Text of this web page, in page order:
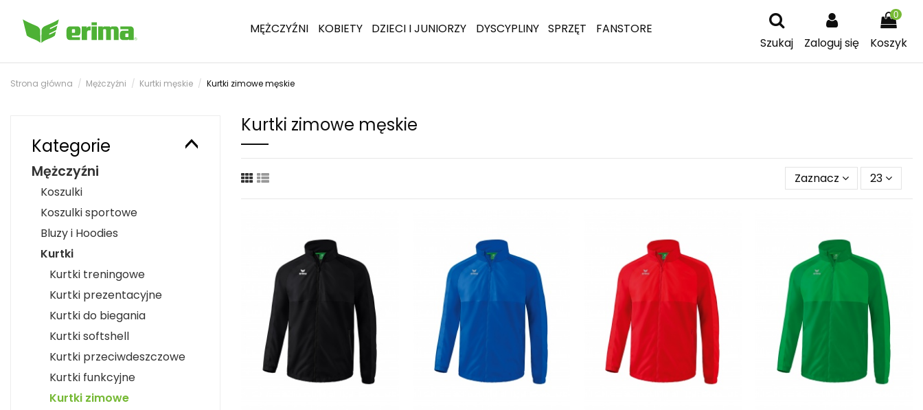
MĘŻCZYŹNI KOBIETY DZIECI I JUNIORZY DYSCYPLINY SPRZĘT
FANSTORE
Szukaj
Zaloguj się
0
Koszyk
Strona główna Mężczyźni Kurtki męskie Kurtki zimowe męskie
Kurtki zimowe męskie
Zaznacz 23
Kategorie
Mężczyźni
Koszulki
Koszulki sportowe
Bluzy i Hoodies
Kurtki
Kurtki treningowe
Kurtki prezentacyjne
Kurtki do biegania
Kurtki softshell
Kurtki przeciwdeszczowe
Kurtki funkcyjne
Kurtki zimowe